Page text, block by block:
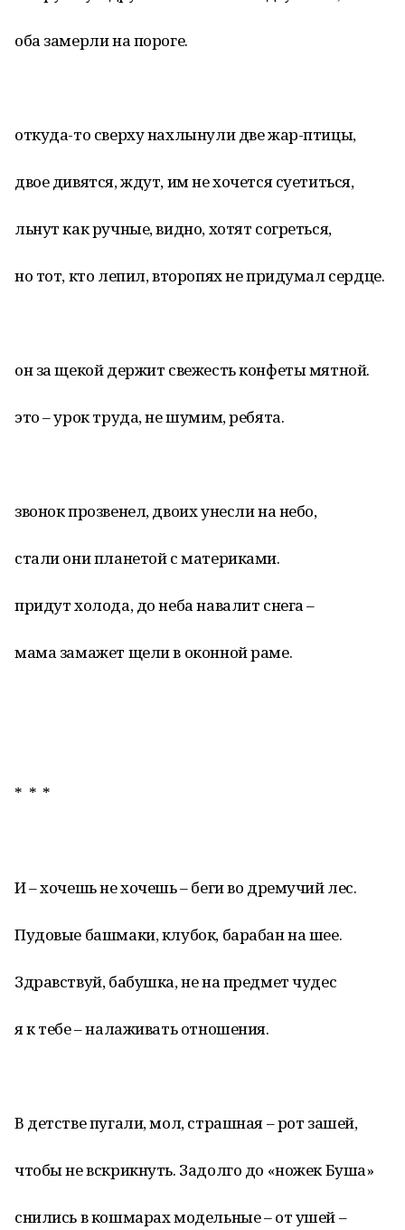
оба замерли на пороге.
откуда-то сверху нахлынули две жар-птицы,
двое дивятся, ждут, им не хочется суетиться,
льнут как ручные, видно, хотят согреться,
но тот, кто лепил, второпях не придумал сердце.
он за щекой держит свежесть конфеты мятной.
это – урок труда, не шумим, ребята.
звонок прозвенел, двоих унесли на небо,
стали они планетой с материками.
придут холода, до неба навалит снега –
мама замажет щели в оконной раме.
* * *
И – хочешь не хочешь – беги во дремучий лес.
Пудовые башмаки, клубок, барабан на шее.
Здравствуй, бабушка, не на предмет чудес
я к тебе – налаживать отношения.
В детстве пугали, мол, страшная – рот зашей,
чтобы не вскрикнуть. Задолго до «ножек Буша»
снились в кошмарах модельные – от ушей –